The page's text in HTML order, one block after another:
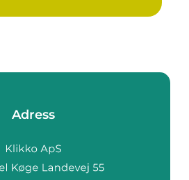
Adress